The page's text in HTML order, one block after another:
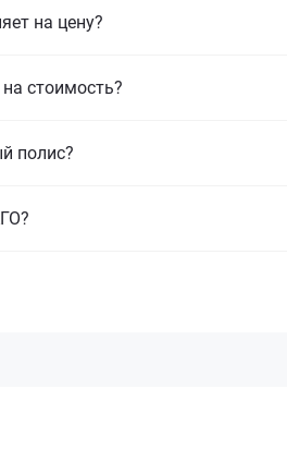
на цену?
стоимость?
полис?